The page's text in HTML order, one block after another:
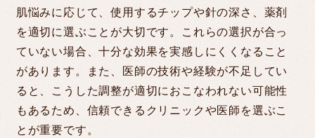
肌悩みに応じて、使用するチップや針の深さ、薬剤
を適切に選ぶことが大切です。これらの選択が合っ
ていない場合、十分な効果を実感しにくくなること
があります。また、医師の技術や経験が不足してい
ると、こうした調整が適切におこなわれない可能性
もあるため、信頼できるクリニックや医師を選ぶこ
とが重要です。